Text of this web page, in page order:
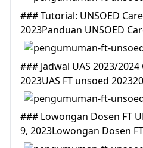
### Tutorial: UNSOED
2023Panduan UNSOED
### Jadwal UAS 2023/
2023UAS FT unsoed
### Lowongan Dosen FT
9, 2023Lowongan Dosen